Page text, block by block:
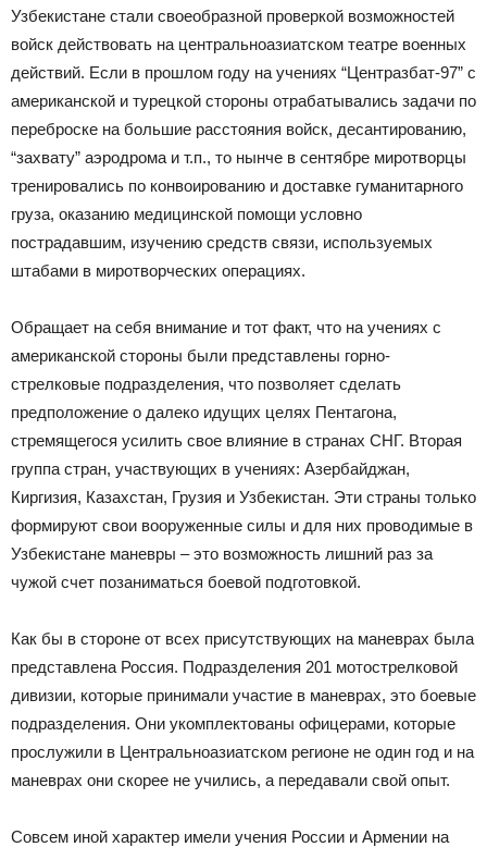
Узбекистане стали своеобразной проверкой возможностей
войск действовать на центральноазиатском театре военных
действий. Если в прошлом году на учениях “Центразбат-97” с
американской и турецкой стороны отрабатывались задачи по
переброске на большие расстояния войск, десантированию,
“захвату” аэродрома и т.п., то нынче в сентябре миротворцы
тренировались по конвоированию и доставке гуманитарного
груза, оказанию медицинской помощи условно
пострадавшим, изучению средств связи, используемых
штабами в миротворческих операциях.
Обращает на себя внимание и тот факт, что на учениях с
американской стороны были представлены горно-
стрелковые подразделения, что позволяет сделать
предположение о далеко идущих целях Пентагона,
стремящегося усилить свое влияние в странах СНГ. Вторая
группа стран, участвующих в учениях: Азербайджан,
Киргизия, Казахстан, Грузия и Узбекистан. Эти страны только
формируют свои вооруженные силы и для них проводимые в
Узбекистане маневры – это возможность лишний раз за
чужой счет позаниматься боевой подготовкой.
Как бы в стороне от всех присутствующих на маневрах была
представлена Россия. Подразделения 201 мотострелковой
дивизии, которые принимали участие в маневрах, это боевые
подразделения. Они укомплектованы офицерами, которые
прослужили в Центральноазиатском регионе не один год и на
маневрах они скорее не учились, а передавали свой опыт.
Совсем иной характер имели учения России и Армении на